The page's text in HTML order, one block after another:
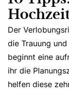
Der
Der
die Trauung
beginnt eine
ihr die
helfen diese